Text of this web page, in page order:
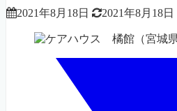
2021年8月18日 2021年8月18日